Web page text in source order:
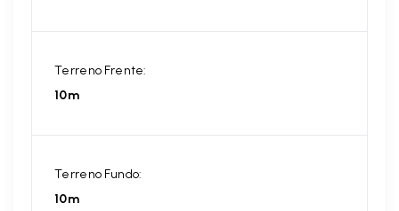
Terreno Frente:
10m
Terreno Fundo:
10m